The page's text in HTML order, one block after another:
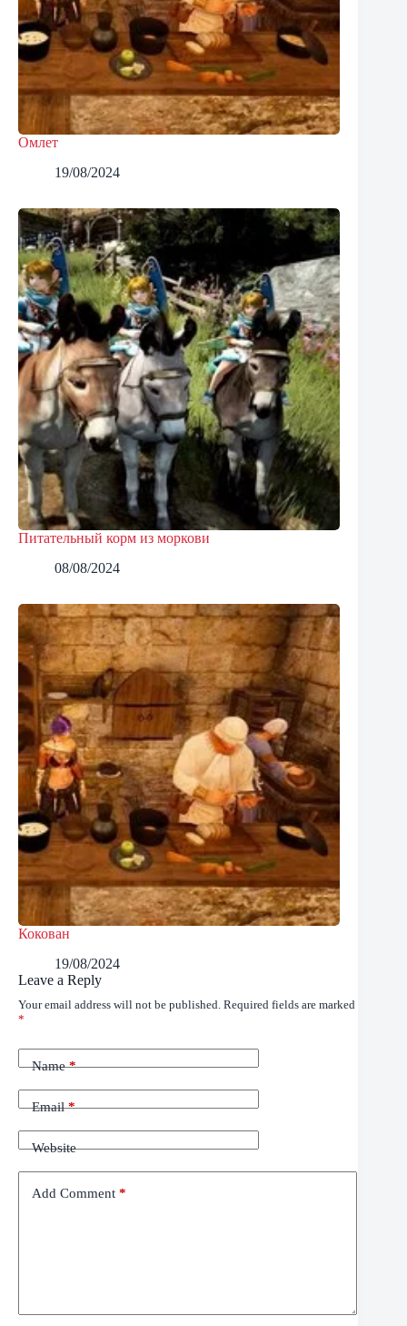
Омлет
19/08/2024
Питательный корм из моркови
08/08/2024
Кокован
19/08/2024
Leave a Reply
Your email address will not be published. Required fields are marked
*
Name*
Email*
Website
Add Comment *